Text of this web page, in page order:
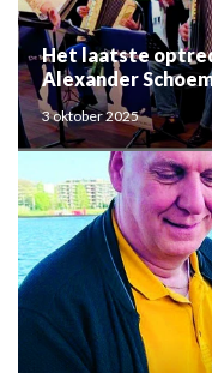
Het laatste
Alexander
3 oktober 2025